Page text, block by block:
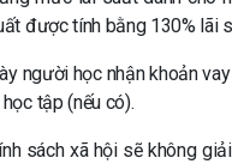
được tính bằng 130% lãi
người học nhận khoản
tập (nếu có).
sách xã hội sẽ không